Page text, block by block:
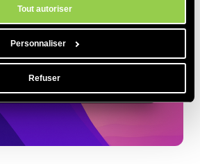
Tout autoriser
Personnaliser
Refuser